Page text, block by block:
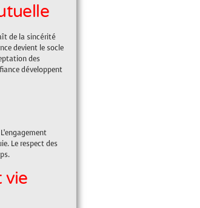
de la sincérité
devient le socle
des
développent
Le respect des
vie